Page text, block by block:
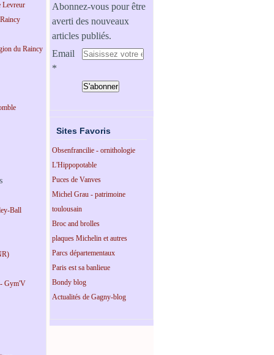
Levreur
du Raincy
Ball
- Gym'V
Abonnez-vous pour être
averti des nouveaux
articles publiés.
Email
Sites Favoris
Obsenfrancilie - ornithologie
L'Hippopotable
Puces de Vanves
Michel Grau - patrimoine
toulousain
Broc and brolles
plaques Michelin et autres
Parcs départementaux
Paris est sa banlieue
Bondy blog
Actualités de Gagny-blog